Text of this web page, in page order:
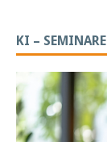
KI – SEMINARE